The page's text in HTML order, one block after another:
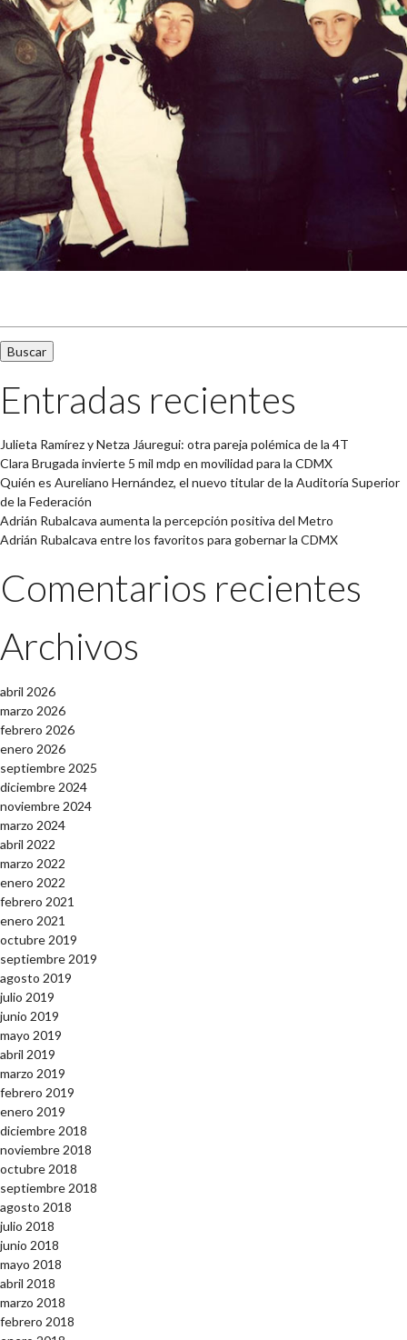
Entradas recientes
Julieta Ramírez y Netza Jáuregui: otra pareja polémica de la 4T
Clara Brugada invierte 5 mil mdp en movilidad para la CDMX
Quién es Aureliano Hernández, el nuevo titular de la Auditoría Superior
de la Federación
Adrián Rubalcava aumenta la percepción positiva del Metro
Adrián Rubalcava entre los favoritos para gobernar la CDMX
Comentarios recientes
Archivos
abril 2026
marzo 2026
febrero 2026
enero 2026
septiembre 2025
diciembre 2024
noviembre 2024
marzo 2024
abril 2022
marzo 2022
enero 2022
febrero 2021
enero 2021
octubre 2019
septiembre 2019
agosto 2019
julio 2019
junio 2019
mayo 2019
abril 2019
marzo 2019
febrero 2019
enero 2019
diciembre 2018
noviembre 2018
octubre 2018
septiembre 2018
agosto 2018
julio 2018
junio 2018
mayo 2018
abril 2018
marzo 2018
febrero 2018